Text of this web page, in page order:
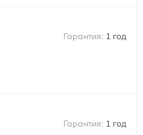
1 год
1 год